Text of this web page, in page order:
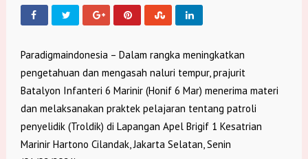
Paradigmaindonesia – Dalam rangka meningkatkan
pengetahuan dan mengasah naluri tempur, prajurit
Batalyon Infanteri 6 Marinir (Honif 6 Mar) menerima materi
dan melaksanakan praktek pelajaran tentang patroli
penyelidik (Troldik) di Lapangan Apel Brigif 1 Kesatrian
Marinir Hartono Cilandak, Jakarta Selatan, Senin